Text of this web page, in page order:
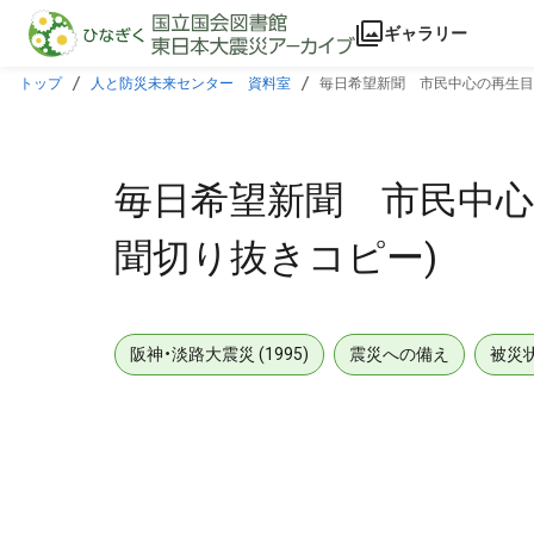
本文に飛ぶ
ギャラリー
トップ 人と防災未来センター 資料室 毎日希望新聞 市民中心の再生
毎日希望新聞 市民中
聞切り抜きコピー)
阪神・淡路大震災 (1995) 震災への備え 被災